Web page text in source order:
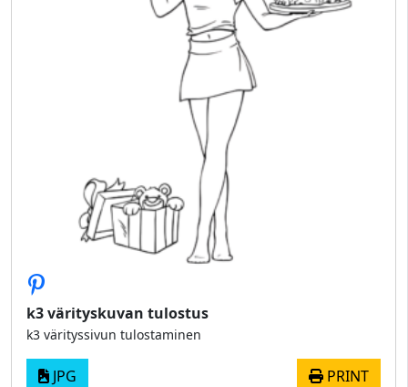
k3 värityskuvan tulostus
k3 värityssivun tulostaminen
JPG PRINT